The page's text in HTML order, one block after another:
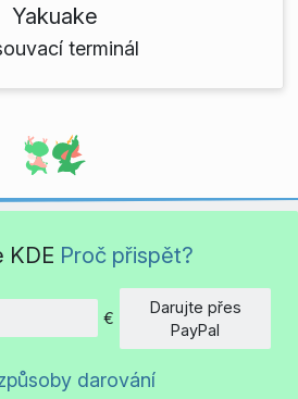
Yakuake
terminál
KDE Proč přispět?
€
Darujte přes
PayPal
darování